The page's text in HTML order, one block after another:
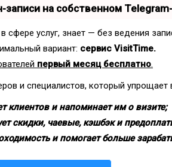
записи на собственном
сфере услуг, знает — без ведения
вариант: сервис VisitTime.
первый месяц бесплатно.
и специалистов, который упрощает
клиентов и напоминает им о визите;
скидки, чаевые, кэшбэк и
и помогает больше